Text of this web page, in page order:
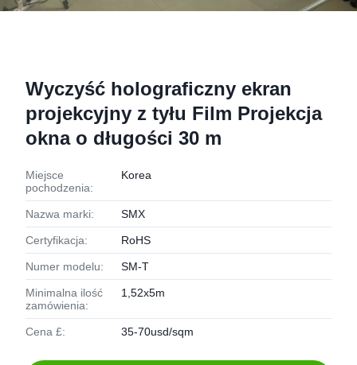
Wyczyść holograficzny ekran
projekcyjny z tyłu Film Projekcja
okna o długości 30 m
Miejsce
pochodzenia:
Korea
Nazwa marki: SMX
Certyfikacja: RoHS
Numer modelu: SM-T
Minimalna ilość
zamówienia:
1,52x5m
Cena £: 35-70usd/sqm